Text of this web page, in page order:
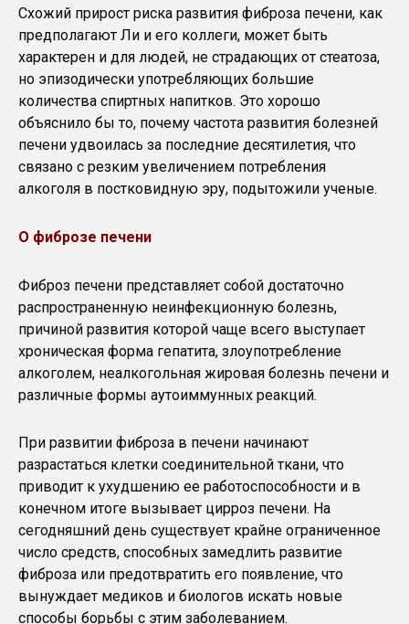
Схожий прирост риска развития фиброза печени, как
предполагают Ли и его коллеги, может быть
характерен и для людей, не страдающих от стеатоза,
но эпизодически употребляющих большие
количества спиртных напитков. Это хорошо
объяснило бы то, почему частота развития болезней
печени удвоилась за последние десятилетия, что
связано с резким увеличением потребления
алкоголя в постковидную эру, подытожили ученые.
О фиброзе печени
Фиброз печени представляет собой достаточно
распространенную неинфекционную болезнь,
причиной развития которой чаще всего выступает
хроническая форма гепатита, злоупотребление
алкоголем, неалкогольная жировая болезнь печени и
различные формы аутоиммунных реакций.
При развитии фиброза в печени начинают
разрастаться клетки соединительной ткани, что
приводит к ухудшению ее работоспособности и в
конечном итоге вызывает цирроз печени. На
сегодняшний день существует крайне ограниченное
число средств, способных замедлить развитие
фиброза или предотвратить его появление, что
вынуждает медиков и биологов искать новые
способы борьбы с этим заболеванием.